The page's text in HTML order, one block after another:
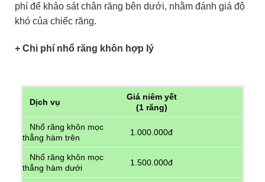
phí để khảo sát chân răng bên dưới, nhằm đánh giá độ
khó của chiếc răng.
+ Chi phí nhổ răng khôn hợp lý
Dịch vụ
Giá niêm yết
(1 răng)
Nhổ răng khôn mọc
thẳng hàm trên
1.000.000đ
Nhổ răng khôn mọc
thẳng hàm dưới
1.500.000đ